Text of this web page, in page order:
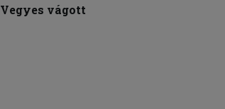
Vegyes vágott